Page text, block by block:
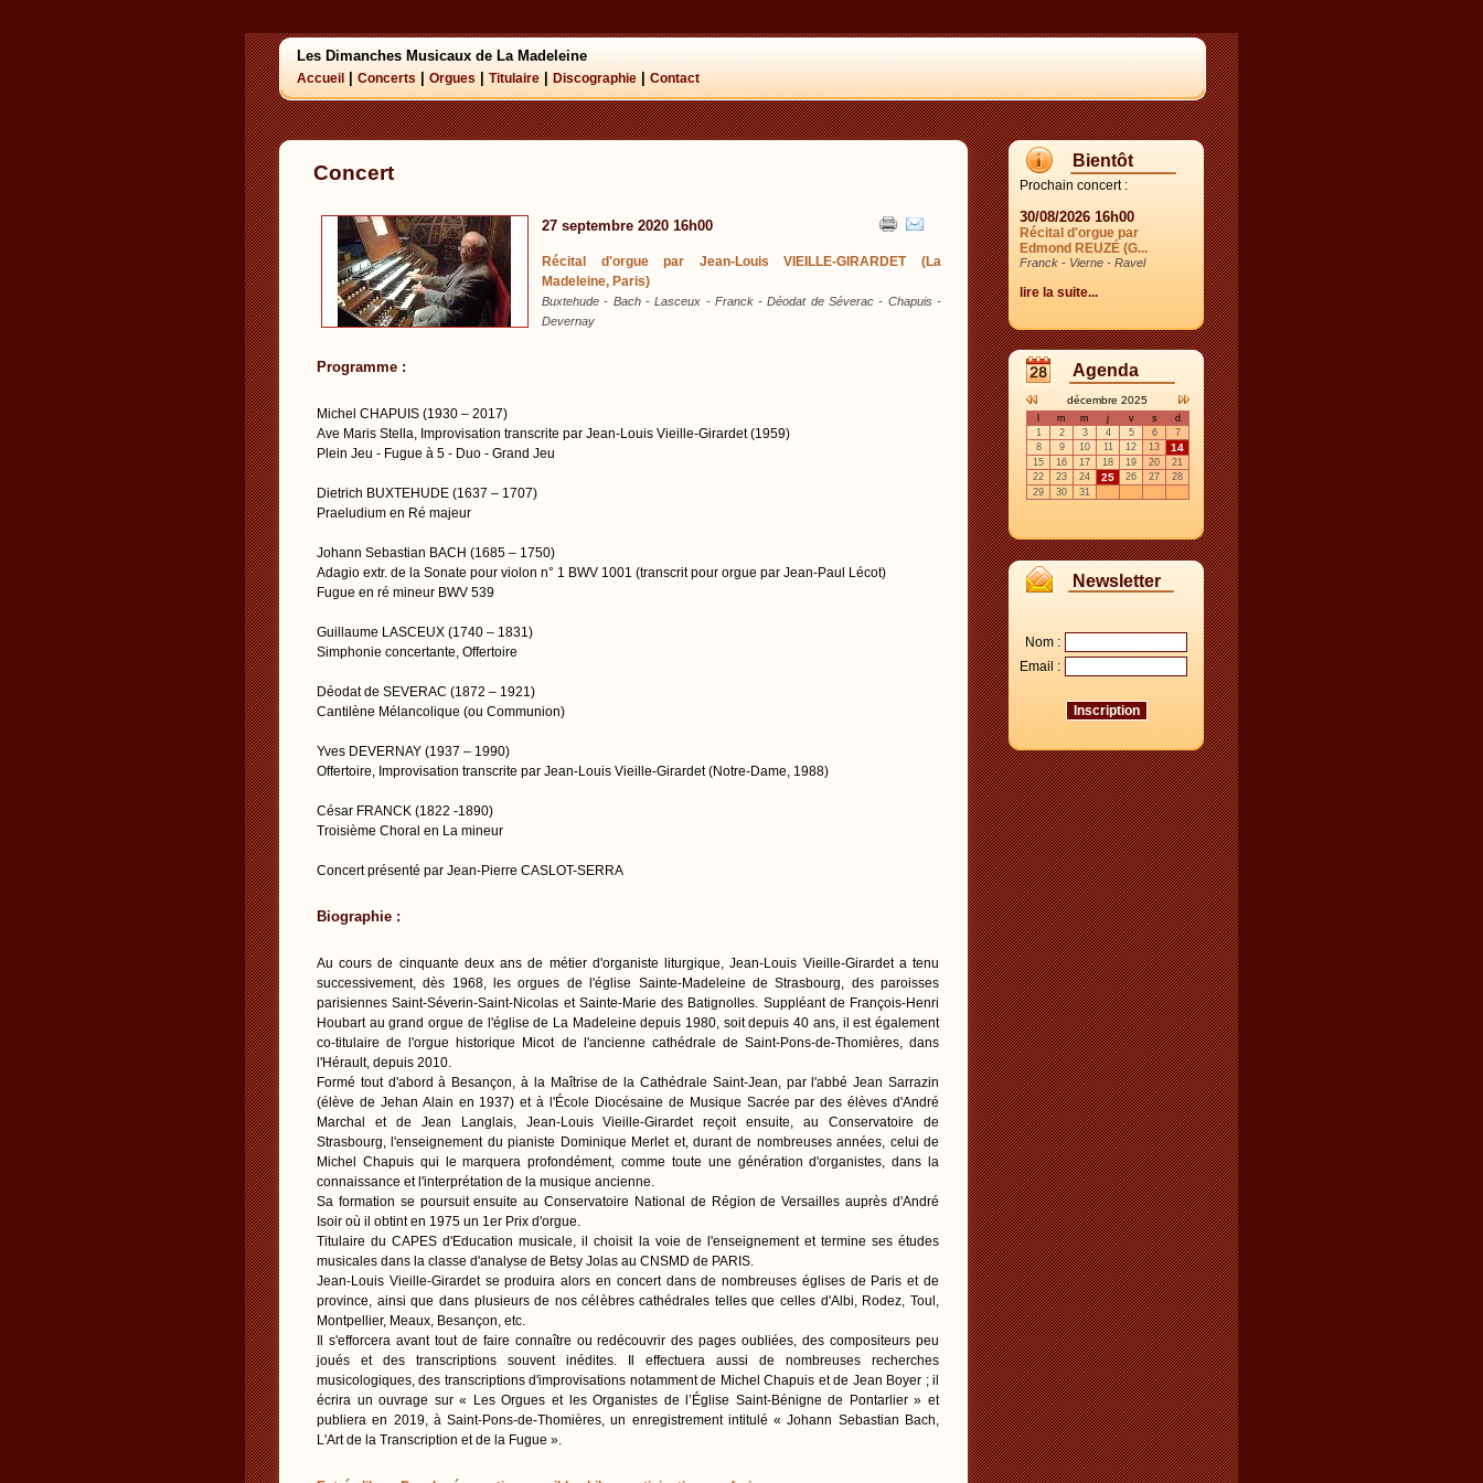
Les Dimanches Musicaux de La Madeleine
Accueil Concerts Orgues Titulaire Discographie Contact
Concert
27 septembre 2020 16h00
Récital d'orgue par Jean-Louis VIEILLE-GIRARDET (La
Madeleine, Paris)
Buxtehude - Bach - Lasceux - Franck - Déodat de Séverac - Chapuis -
Devernay
Programme :
Michel CHAPUIS (1930 – 2017)
Ave Maris Stella, Improvisation transcrite par Jean-Louis Vieille-Girardet (1959)
Plein Jeu - Fugue à 5 - Duo - Grand Jeu
Dietrich BUXTEHUDE (1637 – 1707)
Praeludium en Ré majeur
Johann Sebastian BACH (1685 – 1750)
Adagio extr. de la Sonate pour violon n° 1 BWV 1001 (transcrit pour orgue par Jean-Paul Lécot)
Fugue en ré mineur BWV 539
Guillaume LASCEUX (1740 – 1831)
Simphonie concertante, Offertoire
Déodat de SEVERAC (1872 – 1921)
Cantilène Mélancolique (ou Communion)
Yves DEVERNAY (1937 – 1990)
Offertoire, Improvisation transcrite par Jean-Louis Vieille-Girardet (Notre-Dame, 1988)
César FRANCK (1822 -1890)
Troisième Choral en La mineur
Concert présenté par Jean-Pierre CASLOT-SERRA
Biographie :
Au cours de cinquante deux ans de métier d'organiste liturgique, Jean-Louis Vieille-Girardet a tenu
successivement, dès 1968, les orgues de l'église Sainte-Madeleine de Strasbourg, des paroisses
parisiennes Saint-Séverin-Saint-Nicolas et Sainte-Marie des Batignolles. Suppléant de François-Henri
Houbart au grand orgue de l'église de La Madeleine depuis 1980, soit depuis 40 ans, il est également
co-titulaire de l'orgue historique Micot de l'ancienne cathédrale de Saint-Pons-de-Thomières, dans
l'Hérault, depuis 2010.
Formé tout d'abord à Besançon, à la Maîtrise de la Cathédrale Saint-Jean, par l'abbé Jean Sarrazin
(élève de Jehan Alain en 1937) et à l'École Diocésaine de Musique Sacrée par des élèves d'André
Marchal et de Jean Langlais, Jean-Louis Vieille-Girardet reçoit ensuite, au Conservatoire de
Strasbourg, l'enseignement du pianiste Dominique Merlet et, durant de nombreuses années, celui de
Michel Chapuis qui le marquera profondément, comme toute une génération d'organistes, dans la
connaissance et l'interprétation de la musique ancienne.
Sa formation se poursuit ensuite au Conservatoire National de Région de Versailles auprès d'André
Isoir où il obtint en 1975 un 1er Prix d'orgue.
Titulaire du CAPES d'Education musicale, il choisit la voie de l'enseignement et termine ses études
musicales dans la classe d'analyse de Betsy Jolas au CNSMD de PARIS.
Jean-Louis Vieille-Girardet se produira alors en concert dans de nombreuses églises de Paris et de
province, ainsi que dans plusieurs de nos célèbres cathédrales telles que celles d'Albi, Rodez, Toul,
Montpellier, Meaux, Besançon, etc.
Il s'efforcera avant tout de faire connaître ou redécouvrir des pages oubliées, des compositeurs peu
joués et des transcriptions souvent inédites. Il effectuera aussi de nombreuses recherches
musicologiques, des transcriptions d'improvisations notamment de Michel Chapuis et de Jean Boyer ; il
écrira un ouvrage sur « Les Orgues et les Organistes de l’Église Saint-Bénigne de Pontarlier » et
publiera en 2019, à Saint-Pons-de-Thomières, un enregistrement intitulé « Johann Sebastian Bach,
L'Art de la Transcription et de la Fugue ».
Bientôt
Prochain concert :
30/08/2026 16h00
Récital d'orgue par
Edmond REUZÉ (G...
Franck - Vierne - Ravel
lire la suite...
Agenda
décembre 2025
m m j v s
d
1
2 3 4 5 6
7
8
9 10 11 12 13 14
15 16 17 18 19 20
21
22
23 24 25 26 27
28
29
30 31
Newsletter
Nom :
Email :